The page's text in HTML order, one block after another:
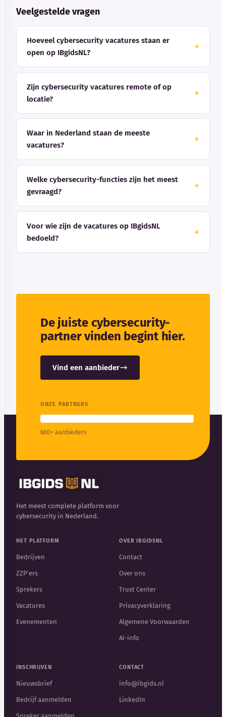
Veelgestelde vragen
Hoeveel cybersecurity vacatures staan er
open op IBgidsNL?
Zijn cybersecurity vacatures remote of op
locatie?
Waar in Nederland staan de meeste
vacatures?
Welke cybersecurity-functies zijn het meest
gevraagd?
Voor wie zijn de vacatures op IBgidsNL
bedoeld?
De juiste cybersecurity-
partner vinden begint hier.
Vind een aanbieder
ONZE PARTNERS
600+ aanbieders
Het meest complete platform voor
cybersecurity in Nederland.
HET PLATFORM
Bedrijven
ZZP'ers
Sprekers
Vacatures
Evenementen
OVER IBGIDSNL
Contact
Over ons
Trust Center
Privacyverklaring
Algemene Voorwaarden
AI-info
INSCHRIJVEN
Nieuwsbrief
Bedrijf aanmelden
CONTACT
info@ibgids.nl
LinkedIn